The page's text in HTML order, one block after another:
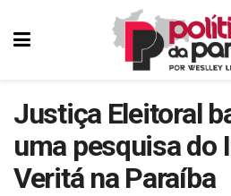
Justiça Eleitoral
uma pesquisa do
Veritá na Paraíba